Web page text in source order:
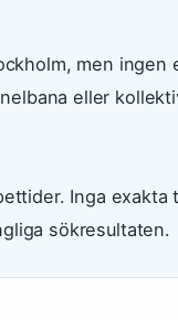
men
eller
Inga
sökresultaten.